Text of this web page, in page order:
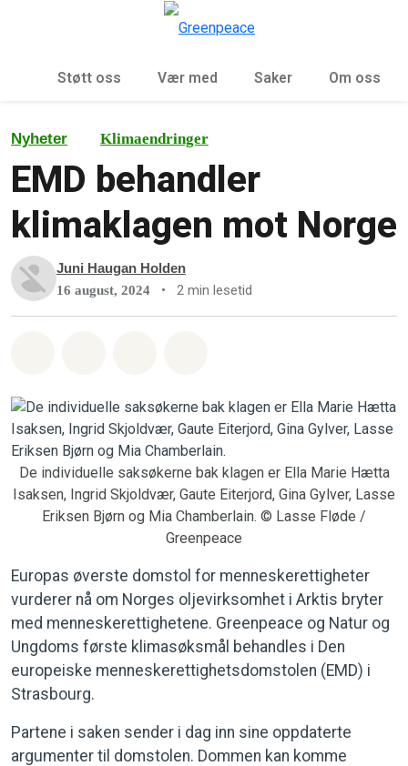
Støtt oss Vær med Saker Om oss
Nyheter Klimaendringer
EMD behandler
klimaklagen mot Norge
Juni Haugan Holden
16 august, 2024 • 2 min lesetid
De individuelle saksøkerne bak klagen er Ella Marie Hætta
Isaksen, Ingrid Skjoldvær, Gaute Eiterjord, Gina Gylver, Lasse
Eriksen Bjørn og Mia Chamberlain. © Lasse Fløde /
Greenpeace
Europas øverste domstol for menneskerettigheter
vurderer nå om Norges oljevirksomhet i Arktis bryter
med menneskerettighetene. Greenpeace og Natur og
Ungdoms første klimasøksmål behandles i Den
europeiske menneskerettighetsdomstolen (EMD) i
Strasbourg.
Partene i saken sender i dag inn sine oppdaterte
argumenter til domstolen. Dommen kan komme